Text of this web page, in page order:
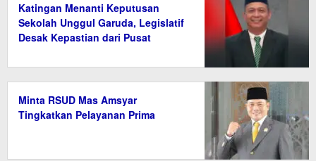
Katingan Menanti Keputusan
Sekolah Unggul Garuda, Legislatif
Desak Kepastian dari Pusat
Minta RSUD Mas Amsyar
Tingkatkan Pelayanan Prima